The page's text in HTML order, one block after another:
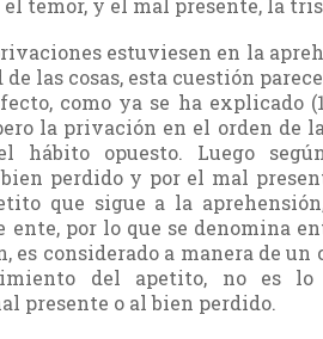
temor, y el mal presente, la
estuviesen en la
las cosas, esta cuestión
como ya se ha explicado (1
la privación en el orden de
hábito opuesto. Luego
perdido y por el mal
que sigue a la
por lo que se denomina
es considerado a manera de un
del apetito, no es
presente o al bien perdido.